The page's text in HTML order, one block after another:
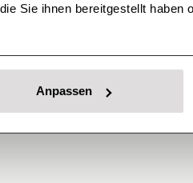
Sie ihnen bereitgestellt haben
Anpassen
einplanen: